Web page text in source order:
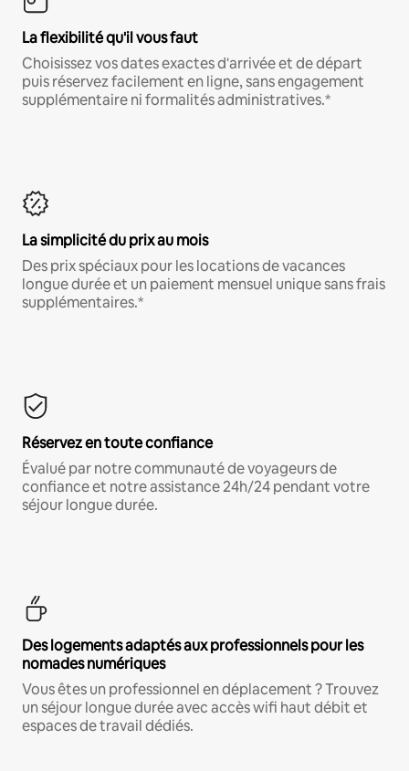
La flexibilité qu'il vous faut
Choisissez vos dates exactes d'arrivée et de départ
puis réservez facilement en ligne, sans engagement
supplémentaire ni formalités administratives.*
La simplicité du prix au mois
Des prix spéciaux pour les locations de vacances
longue durée et un paiement mensuel unique sans frais
supplémentaires.*
Réservez en toute confiance
Évalué par notre communauté de voyageurs de
confiance et notre assistance 24h/24 pendant votre
séjour longue durée.
Des logements adaptés aux professionnels pour les
nomades numériques
Vous êtes un professionnel en déplacement ? Trouvez
un séjour longue durée avec accès wifi haut débit et
espaces de travail dédiés.